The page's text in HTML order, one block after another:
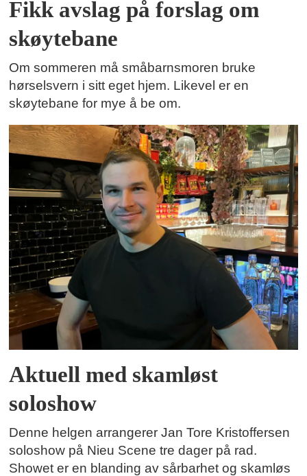
Fikk avslag på forslag om
skøytebane
Om sommeren må småbarnsmoren bruke
hørselsvern i sitt eget hjem. Likevel er en
skøytebane for mye å be om.
Aktuell med skamløst
soloshow
Denne helgen arrangerer Jan Tore Kristoffersen
soloshow på Nieu Scene tre dager på rad.
Showet er en blanding av sårbarhet og skamløs